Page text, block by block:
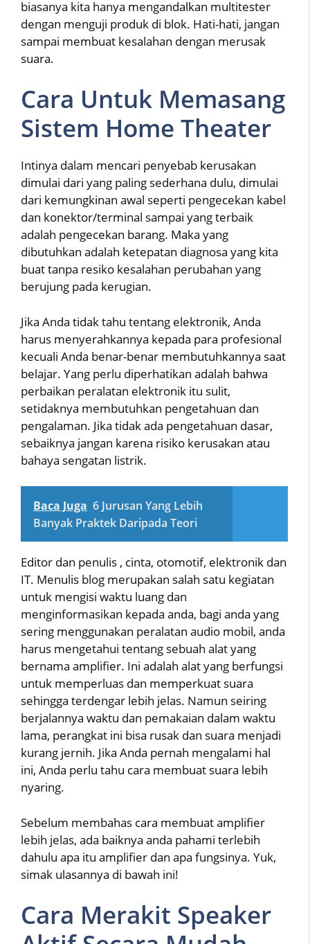
biasanya kita hanya mengandalkan multitester
dengan menguji produk di blok. Hati-hati, jangan
sampai membuat kesalahan dengan merusak
suara.
Cara Untuk Memasang
Sistem Home Theater
Intinya dalam mencari penyebab kerusakan
dimulai dari yang paling sederhana dulu, dimulai
dari kemungkinan awal seperti pengecekan kabel
dan konektor/terminal sampai yang terbaik
adalah pengecekan barang. Maka yang
dibutuhkan adalah ketepatan diagnosa yang kita
buat tanpa resiko kesalahan perubahan yang
berujung pada kerugian.
Jika Anda tidak tahu tentang elektronik, Anda
harus menyerahkannya kepada para profesional
kecuali Anda benar-benar membutuhkannya saat
belajar. Yang perlu diperhatikan adalah bahwa
perbaikan peralatan elektronik itu sulit,
setidaknya membutuhkan pengetahuan dan
pengalaman. Jika tidak ada pengetahuan dasar,
sebaiknya jangan karena risiko kerusakan atau
bahaya sengatan listrik.
Baca Juga 6 Jurusan Yang Lebih
Banyak Praktek Daripada Teori
Editor dan penulis , cinta, otomotif, elektronik dan
IT. Menulis blog merupakan salah satu kegiatan
untuk mengisi waktu luang dan
menginformasikan kepada anda, bagi anda yang
sering menggunakan peralatan audio mobil, anda
harus mengetahui tentang sebuah alat yang
bernama amplifier. Ini adalah alat yang berfungsi
untuk memperluas dan memperkuat suara
sehingga terdengar lebih jelas. Namun seiring
berjalannya waktu dan pemakaian dalam waktu
lama, perangkat ini bisa rusak dan suara menjadi
kurang jernih. Jika Anda pernah mengalami hal
ini, Anda perlu tahu cara membuat suara lebih
nyaring.
Sebelum membahas cara membuat amplifier
lebih jelas, ada baiknya anda pahami terlebih
dahulu apa itu amplifier dan apa fungsinya. Yuk,
simak ulasannya di bawah ini!
Cara Merakit Speaker